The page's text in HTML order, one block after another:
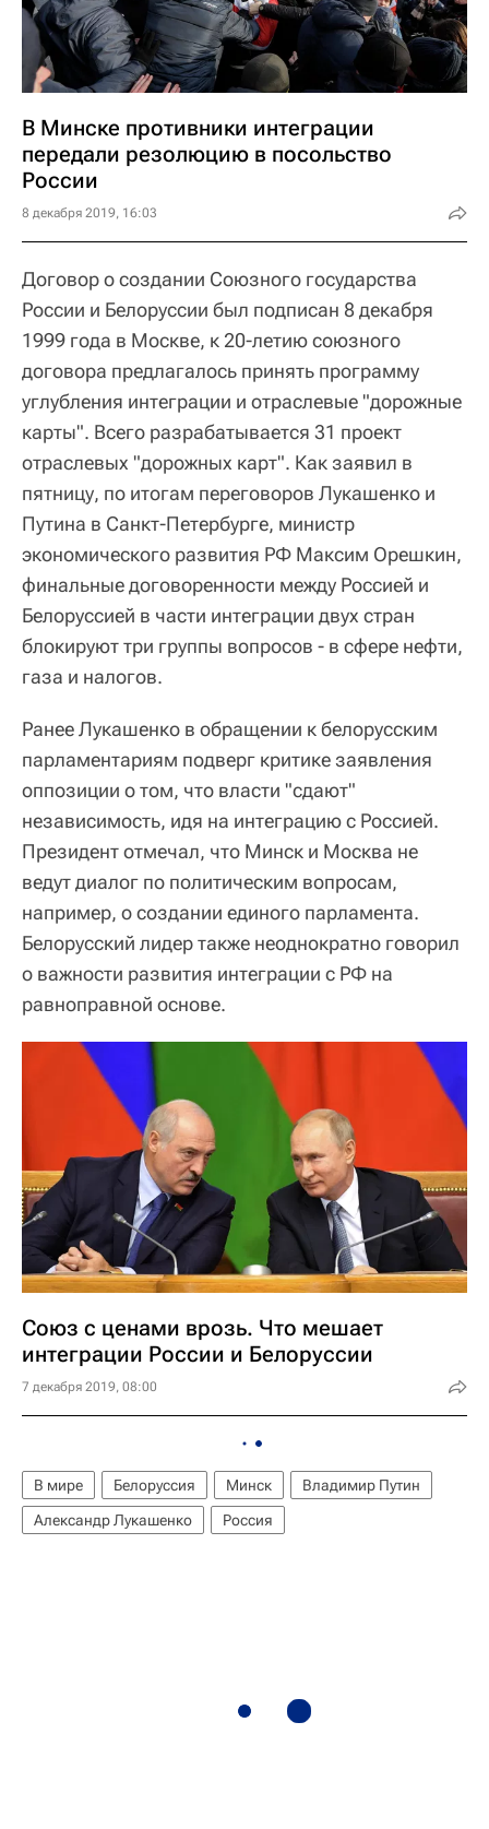
В Минске противники интеграции
передали резолюцию в посольство
России
8 декабря 2019, 16:03
Договор о создании Союзного государства
России и Белоруссии был подписан 8 декабря
1999 года в Москве, к 20-летию союзного
договора предлагалось принять программу
углубления интеграции и отраслевые "дорожные
карты". Всего разрабатывается 31 проект
отраслевых "дорожных карт". Как заявил в
пятницу, по итогам переговоров Лукашенко и
Путина в Санкт-Петербурге, министр
экономического развития РФ Максим Орешкин,
финальные договоренности между Россией и
Белоруссией в части интеграции двух стран
блокируют три группы вопросов - в сфере нефти,
газа и налогов.
Ранее Лукашенко в обращении к белорусским
парламентариям подверг критике заявления
оппозиции о том, что власти "сдают"
независимость, идя на интеграцию с Россией.
Президент отмечал, что Минск и Москва не
ведут диалог по политическим вопросам,
например, о создании единого парламента.
Белорусский лидер также неоднократно говорил
о важности развития интеграции с РФ на
равноправной основе.
Союз с ценами врозь. Что мешает
интеграции России и Белоруссии
7 декабря 2019, 08:00
В мире Белоруссия Минск
Владимир Путин
Александр Лукашенко
Россия